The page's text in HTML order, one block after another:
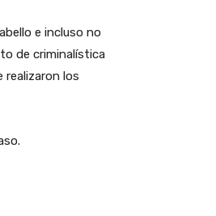
e incluso no
de criminalística
realizaron los